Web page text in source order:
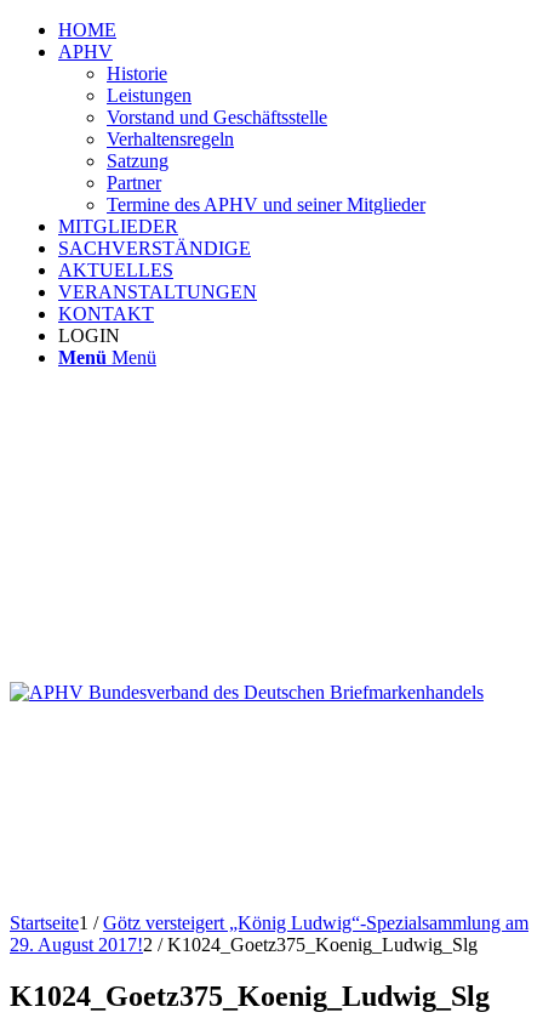
HOME
APHV
Historie
Leistungen
Vorstand und Geschäftsstelle
Verhaltensregeln
Satzung
Partner
Termine des APHV und seiner Mitglieder
MITGLIEDER
SACHVERSTÄNDIGE
AKTUELLES
VERANSTALTUNGEN
KONTAKT
LOGIN
Menü Menü
Startseite1 / Götz versteigert „König Ludwig“-Spezialsammlung am
29. August 2017!2 / K1024_Goetz375_Koenig_Ludwig_Slg
K1024_Goetz375_Koenig_Ludwig_Slg